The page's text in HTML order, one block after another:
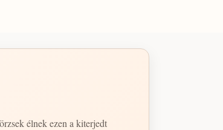
élnek ezen a kiterjedt